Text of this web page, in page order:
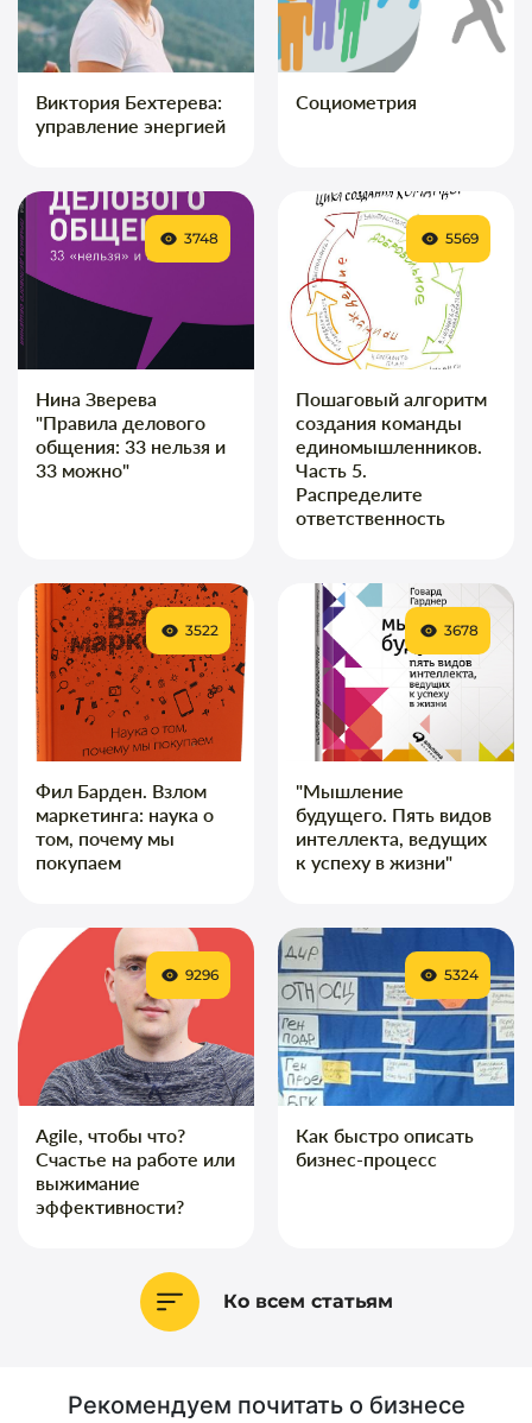
Виктория Бехтерева:
управление энергией
Социометрия
Нина Зверева
"Правила делового
общения: 33 нельзя и
33 можно"
3748
Пошаговый алгоритм
создания команды
единомышленников.
Часть 5.
Распределите
ответственность
5569
Фил Барден. Взлом
маркетинга: наука о
том, почему мы
покупаем
3522
"Мышление
будущего. Пять видов
интеллекта, ведущих
к успеху в жизни"
3678
Agile, чтобы что?
Счастье на работе или
выжимание
эффективности?
9296
Как быстро описать
бизнес-процесс
5324
Ко всем статьям
Рекомендуем почитать о бизнесе